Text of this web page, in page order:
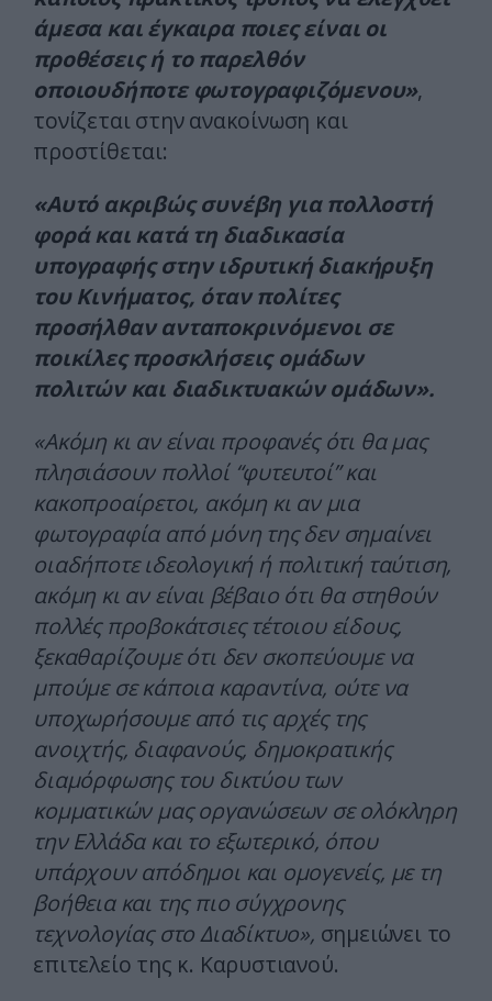
άμεσα και έγκαιρα ποιες είναι οι
προθέσεις ή το παρελθόν
οποιουδήποτε φωτογραφιζόμενου»,
τονίζεται στην ανακοίνωση και
προστίθεται:
«Αυτό ακριβώς συνέβη για πολλοστή
φορά και κατά τη διαδικασία
υπογραφής στην ιδρυτική διακήρυξη
του Κινήματος, όταν πολίτες
προσήλθαν ανταποκρινόμενοι σε
ποικίλες προσκλήσεις ομάδων
πολιτών και διαδικτυακών ομάδων».
«Ακόμη κι αν είναι προφανές ότι θα μας
πλησιάσουν πολλοί “φυτευτοί” και
κακοπροαίρετοι, ακόμη κι αν μια
φωτογραφία από μόνη της δεν σημαίνει
οιαδήποτε ιδεολογική ή πολιτική ταύτιση,
ακόμη κι αν είναι βέβαιο ότι θα στηθούν
πολλές προβοκάτσιες τέτοιου είδους,
ξεκαθαρίζουμε ότι δεν σκοπεύουμε να
μπούμε σε κάποια καραντίνα, ούτε να
υποχωρήσουμε από τις αρχές της
ανοιχτής, διαφανούς, δημοκρατικής
διαμόρφωσης του δικτύου των
κομματικών μας οργανώσεων σε ολόκληρη
την Ελλάδα και το εξωτερικό, όπου
υπάρχουν απόδημοι και ομογενείς, με τη
βοήθεια και της πιο σύγχρονης
τεχνολογίας στο Διαδίκτυο», σημειώνει το
επιτελείο της κ. Καρυστιανού.